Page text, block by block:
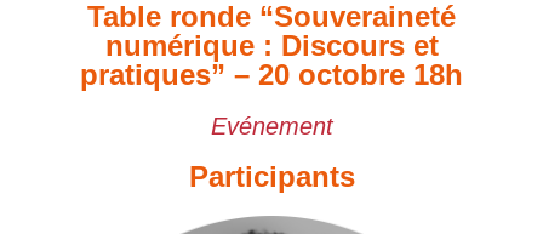
Table ronde “Souveraineté
numérique : Discours et
pratiques” – 20 octobre 18h
Evénement
Participants